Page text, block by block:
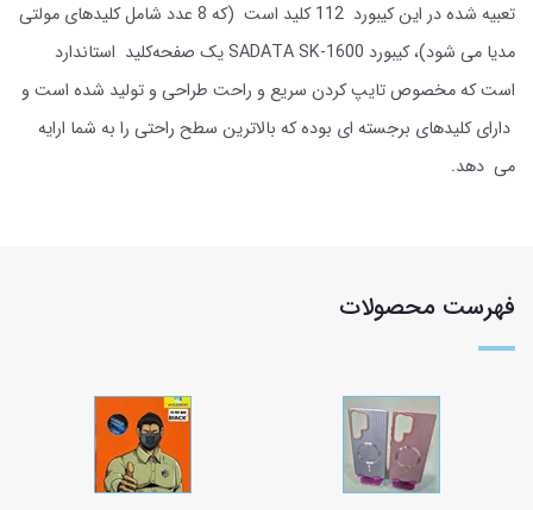
تعبیه شده در این کیبورد 112 کلید است (که 8 عدد شامل کلیدهای مولتی
مدیا می شود)، کیبورد SADATA SK-1600 یک صفحه‌کلید استاندارد
است که مخصوص تایپ کردن سریع و راحت طراحی و تولید شده است و
دارای کلیدهای برجسته ای بوده که بالاترین سطح راحتی را به شما ارایه
می دهد.
فهرست محصولات